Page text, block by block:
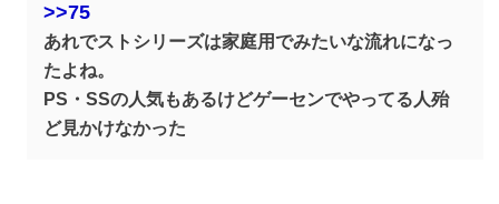
>>75
あれでストシリーズは家庭用でみたいな流れになっ
たよね。
PS・SSの人気もあるけどゲーセンでやってる人殆
ど見かけなかった